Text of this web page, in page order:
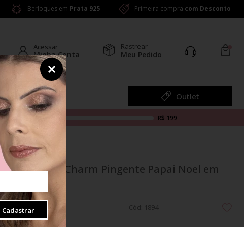
Berloques em Prata 925 Primeira compra com Desconto
Acessar
Minha Conta
Rastrear
Meu Pedido
Colar Outlet
R$ 199
Berloque Charm Pingente Papai Noel em
Cód: 1894
Cadastrar